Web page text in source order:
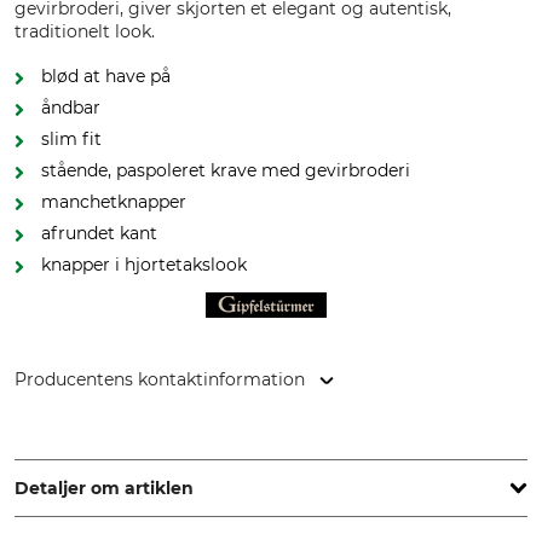
gevirbroderi, giver skjorten et elegant og autentisk,
traditionelt look.
blød at have på
åndbar
slim fit
stående, paspoleret krave med gevirbroderi
manchetknapper
afrundet kant
knapper i hjortetakslook
Producentens kontaktinformation
Germany, www.orbis-textil.de
Detaljer om artiklen